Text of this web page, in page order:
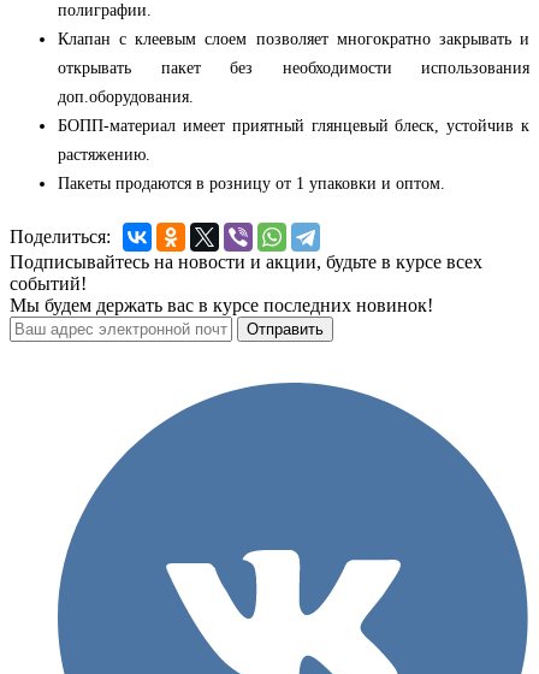
полиграфии.
Клапан с клеевым слоем позволяет многократно закрывать и
открывать пакет без необходимости использования
доп.оборудования.
БОПП-материал имеет приятный глянцевый блеск, устойчив к
растяжению.
Пакеты продаются в розницу от 1 упаковки и оптом.
Поделиться:
Подписывайтесь на новости и акции, будьте в курсе всех
событий!
Мы будем держать вас в курсе последних новинок!